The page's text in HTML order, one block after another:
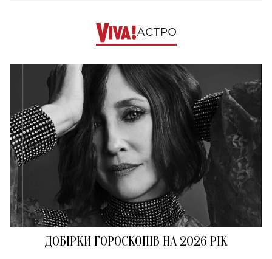
АСТРО
ДОБІРКИ ГОРОСКОПІВ НА 2026 РІК